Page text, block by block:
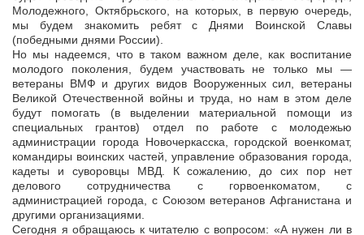
Молодежного, Октябрьского, на которых, в первую очередь,
мы будем знакомить ребят с Днями Воинской Славы
(победными днями России).
Но мы надеемся, что в таком важном деле, как воспитание
молодого поколения, будем участвовать не только мы —
ветераны ВМФ и других видов Вооруженных сил, ветераны
Великой Отечественной войны и труда, но нам в этом деле
будут помогать (в выделении материальной помощи из
специальных грантов) отдел по работе с молодежью
администрации города Новочеркасска, городской военкомат,
командиры воинских частей, управление образования города,
кадеты и суворовцы МВД. К сожалению, до сих пор нет
делового сотрудничества с горвоенкоматом, с
администрацией города, с Союзом ветеранов Афганистана и
другими организациями.
Сегодня я обращаюсь к читателю с вопросом: «А нужен ли в